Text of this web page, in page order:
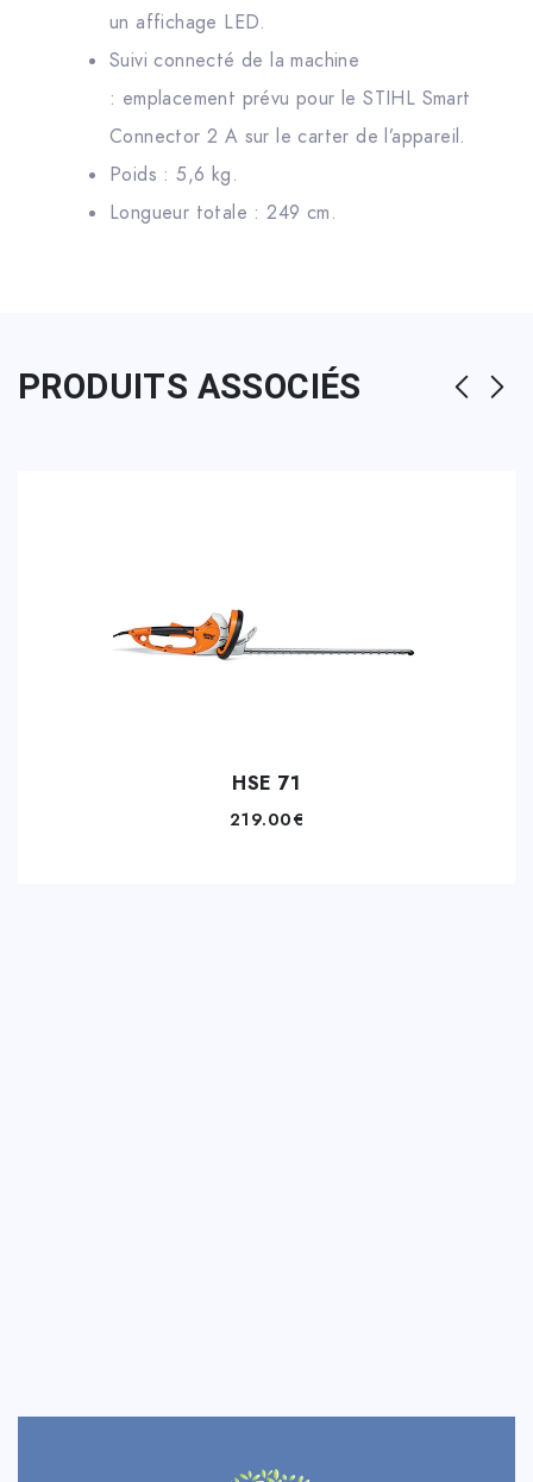
un affichage LED.
Suivi connecté de la machine
: emplacement prévu pour le STIHL Smart
Connector 2 A sur le carter de l’appareil.
Poids : 5,6 kg.
Longueur totale : 249 cm.
PRODUITS ASSOCIÉS
HSE 71
219.00€